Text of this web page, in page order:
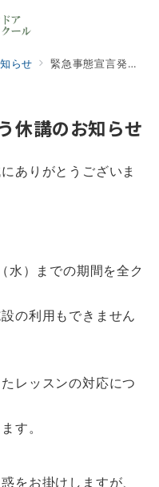
らせ 緊急事態宣言発令に伴う休講のお知らせ
休講のお知らせ
ありがとうございま
水）までの期間を全ク
の利用もできません
レッスンの対応につ
す。
をお掛けしますが、